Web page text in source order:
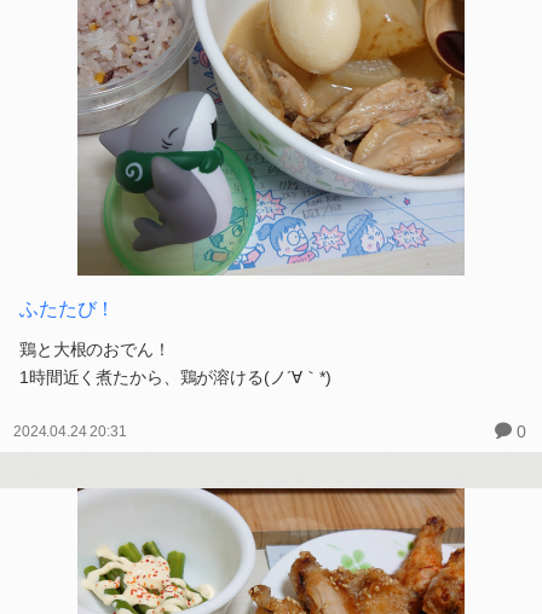
ふたたび！
鶏と大根のおでん！
1時間近く煮たから、鶏が溶ける(ノ´∀｀*)
2024.04.24 20:31 0